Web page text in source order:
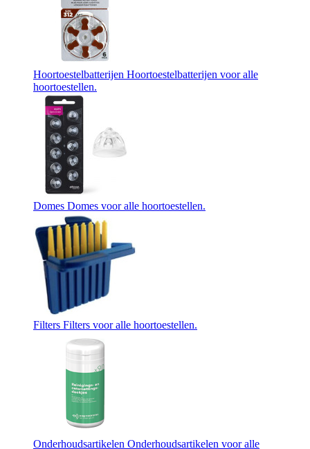
Hoortoestelbatterijen Hoortoestelbatterijen voor alle
hoortoestellen.
Domes Domes voor alle hoortoestellen.
Filters Filters voor alle hoortoestellen.
Onderhoudsartikelen Onderhoudsartikelen voor alle